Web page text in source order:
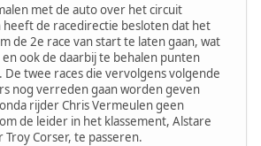
met de auto over het circuit
de racedirectie besloten dat het
de 2e race van start te laten gaan, wat
ook de daarbij te behalen punten
twee races die vervolgens volgende
nog verreden gaan worden geven
rijder Chris Vermeulen geen
de leider in het klassement, Alstare
Troy Corser, te passeren.